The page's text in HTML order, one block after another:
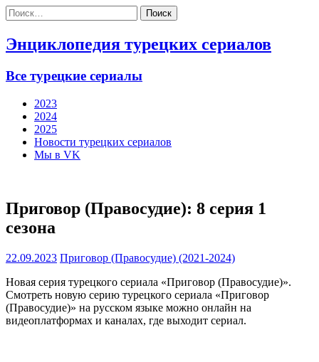
Найти:
Энциклопедия турецких сериалов
Все турецкие сериалы
2023
2024
2025
Новости турецких сериалов
Мы в VK
Приговор (Правосудие): 8 серия 1
сезона
22.09.2023 Приговор (Правосудие) (2021-2024)
Новая серия турецкого сериала «Приговор (Правосудие)».
Смотреть новую серию турецкого сериала «Приговор
(Правосудие)» на русском языке можно онлайн на
видеоплатформах и каналах, где выходит сериал.